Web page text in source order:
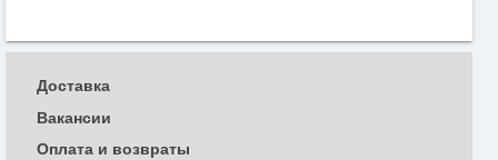
Доставка
Вакансии
Оплата и возвраты